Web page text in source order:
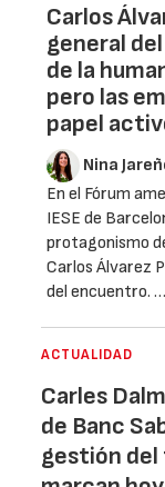
Carlos
general
de la
pero las
papel
Nina
En el Fórum
IESE de
protagonismo
Carlos Álvarez
del encuentro. …
ACTUALIDAD
Carles
de Banc
gestión